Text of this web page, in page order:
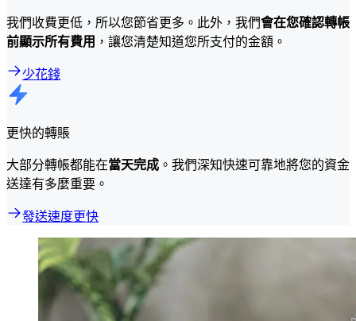
我們收費更低，所以您節省更多。此外，我們會在您確認轉帳
前顯示所有費用 ，讓您清楚知道您所支付的金額。
少花錢
更快的轉賬
大部分轉帳都能在當天完成 。我們深知快速可靠地將您的資金
送達有多麼重要。
發送速度更快